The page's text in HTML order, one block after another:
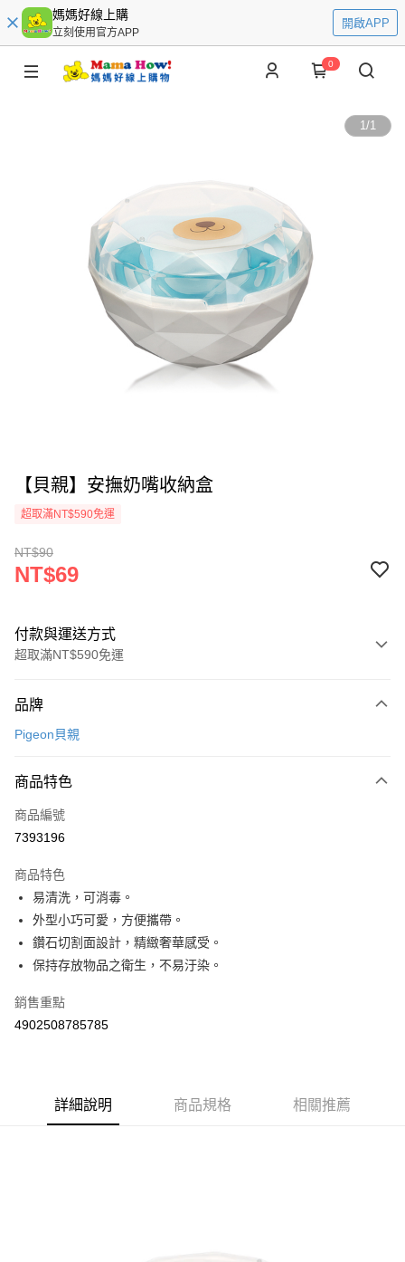
媽媽好線上購
立刻使用官方APP
開啟APP
0
1/1
【貝親】安撫奶嘴收納盒
超取滿NT$590免運
NT$90
NT$69
付款與運送方式
超取滿NT$590免運
信用卡一次付款
LINE Pay
Apple Pay
悠遊付
Google Pay
AFTEE先享後付
相關說明
AFTEE先享後付是「在收到商品之後才付款」的支付方式。 讓您購物簡單
便利好安心！
【「AFTEE先享後付」結帳流程】
１．於結帳方式選擇「AFTEE先享後付」後，將跳轉至「AFTEE先享後付」
ATM付款
每筆NT$60，滿NT$590(含以上)免運費
品牌
Pigeon貝親
商品特色
商品編號
7393196
商品特色
易清洗，可消毒。
外型小巧可愛，方便攜帶。
鑽石切割面設計，精緻奢華感受。
保持存放物品之衛生，不易汙染。
銷售重點
4902508785785
詳細說明 商品規格 相關推薦